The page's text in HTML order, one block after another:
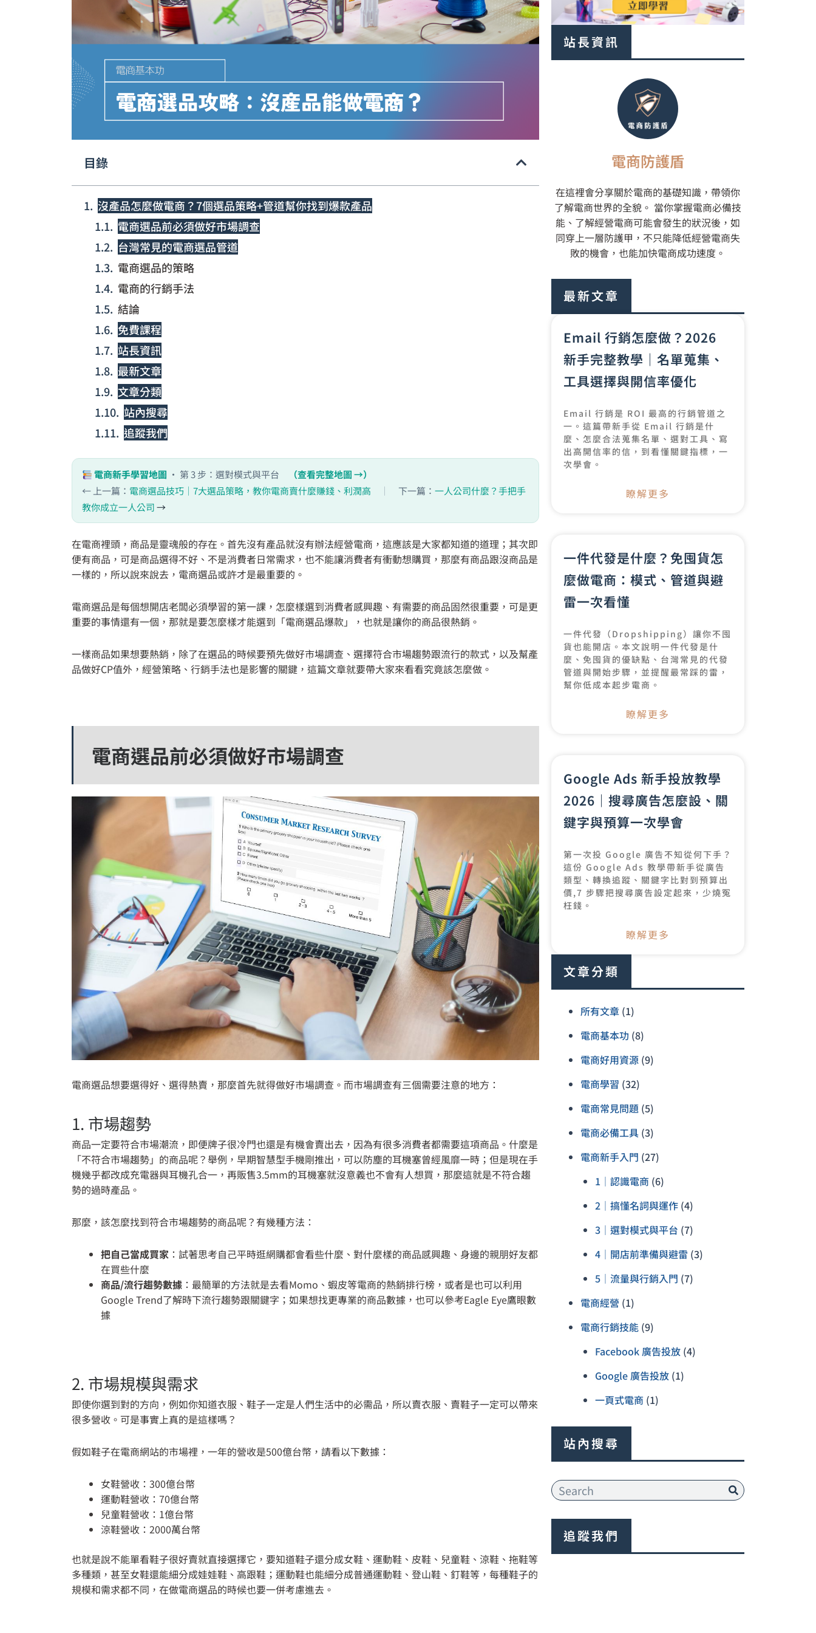
目錄
沒產品怎麼做電商？7個選品策略+管道幫你找到爆款產品
電商選品前必須做好市場調查
台灣常見的電商選品管道
電商選品的策略
電商的行銷手法
結論
免費課程
站長資訊
最新文章
文章分類
站內搜尋
追蹤我們
電商新手學習地圖 · 第 3 步：選對模式與平台
（查看完整地圖 →）
← 上一篇： 電商選品技巧｜7大選品策略，教你電商賣什麼賺錢、利潤高 ｜ 下一篇： 一人公司什麼？手把手
教你成立一人公司→
在電商裡頭，商品是靈魂般的存在。首先沒有產品就沒有辦法經營電商，這應該是大家都知道的道理；其次即
便有商品，可是商品選得不好、不是消費者日常需求，也不能讓消費者有衝動想購買，那麼有商品跟沒商品是
一樣的，所以說來說去，電商選品或許才是最重要的。
電商選品是每個想開店老闆必須學習的第一課，怎麼樣選到消費者感興趣、有需要的商品固然很重要，可是更
重要的事情還有一個，那就是要怎麼樣才能選到「電商選品爆款」，也就是讓你的商品很熱銷。
一樣商品如果想要熱銷，除了在選品的時候要預先做好市場調查、選擇符合市場趨勢跟流行的款式，以及幫產
品做好CP值外，經營策略、行銷手法也是影響的關鍵，這篇文章就要帶大家來看看究竟該怎麼做。
電商選品前必須做好市場調查
電商選品想要選得好、選得熱賣，那麼首先就得做好市場調查。而市場調查有三個需要注意的地方：
1. 市場趨勢
商品一定要符合市場潮流，即便牌子很冷門也還是有機會賣出去，因為有很多消費者都需要這項商品。什麼是
「不符合市場趨勢」的商品呢？舉例，早期智慧型手機剛推出，可以防塵的耳機塞曾經風靡一時；但是現在手
機幾乎都改成充電器與耳機孔合一，再販售3.5mm的耳機塞就沒意義也不會有人想買，那麼這就是不符合趨
勢的過時產品。
那麼，該怎麼找到符合市場趨勢的商品呢？有幾種方法：
把自己當成買家 ：試著思考自己平時逛網購都會看些什麼、對什麼樣的商品感興趣、身邊的親朋好友都
在買些什麼
商品/流行趨勢數據：最簡單的方法就是去看Momo、蝦皮等電商的熱銷排行榜，或者是也可以利用
Google Trend了解時下流行趨勢跟關鍵字；如果想找更專業的商品數據，也可以參考Eagle Eye鷹眼數
據
2. 市場規模與需求
即使你選到對的方向，例如你知道衣服、鞋子一定是人們生活中的必需品，所以賣衣服、賣鞋子一定可以帶來
很多營收。可是事實上真的是這樣嗎？
假如鞋子在電商網站的市場裡，一年的營收是500億台幣，請看以下數據：
女鞋營收：300億台幣
運動鞋營收：70億台幣
兒童鞋營收：1億台幣
涼鞋營收：2000萬台幣
也就是說不能單看鞋子很好賣就直接選擇它，要知道鞋子還分成女鞋、運動鞋、皮鞋、兒童鞋、涼鞋、拖鞋等
多種類，甚至女鞋還能細分成娃娃鞋、高跟鞋；運動鞋也能細分成普通運動鞋、登山鞋、釘鞋等，每種鞋子的
規模和需求都不同，在做電商選品的時候也要一併考慮進去。
站長資訊
電商防護盾
在這裡會分享關於電商的基礎知識，帶領你
了解電商世界的全貌。 當你掌握電商必備技
能、了解經營電商可能會發生的狀況後，如
同穿上一層防護甲，不只能降低經營電商失
敗的機會，也能加快電商成功速度。
最新文章
Email 行銷怎麼做？2026
新手完整教學｜名單蒐集、
工具選擇與開信率優化
Email 行銷是 ROI 最高的行銷管道之
一。這篇帶新手從 Email 行銷是什
麼、怎麼合法蒐集名單、選對工具、寫
出高開信率的信，到看懂關鍵指標，一
次學會。
瞭解更多
一件代發是什麼？免囤貨怎
麼做電商：模式、管道與避
雷一次看懂
一件代發（Dropshipping）讓你不囤
貨也能開店。本文說明一件代發是什
麼、免囤貨的優缺點、台灣常見的代發
管道與開始步驟，並提醒最常踩的雷，
幫你低成本起步電商。
瞭解更多
Google Ads 新手投放教學
2026｜搜尋廣告怎麼設、關
鍵字與預算一次學會
第一次投 Google 廣告不知從何下手？
這份 Google Ads 教學帶新手從廣告
類型、轉換追蹤、關鍵字比對到預算出
價,7 步驟把搜尋廣告設定起來，少燒冤
枉錢。
瞭解更多
文章分類
所有文章(1)
電商基本功 (8)
電商好用資源(9)
電商學習 (32)
電商常見問題(5)
電商必備工具(3)
電商新手入門 (27)
1｜認識電商 (6)
2｜搞懂名詞與運作(4)
3｜選對模式與平台 (7)
4｜開店前準備與避雷 (3)
5｜流量與行銷入門 (7)
電商經營 (1)
電商行銷技能(9)
Facebook 廣告投放(4)
Google 廣告投放(1)
一頁式電商 (1)
站內搜尋
尋
追蹤我們